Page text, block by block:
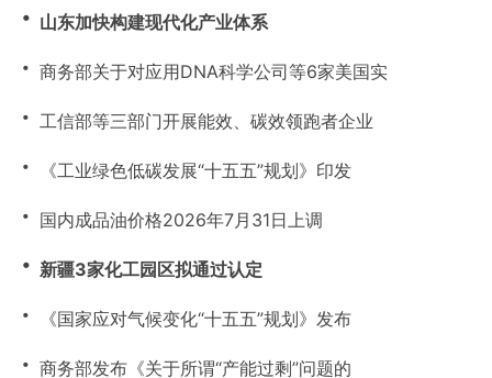
・ 山东加快构建现代化产业体系
・ 商务部关于对应用DNA科学公司等6家美国实
・ 工信部等三部门开展能效、碳效领跑者企业
・ 《工业绿色低碳发展“十五五”规划》印发
・ 国内成品油价格2026年7月31日上调
・ 新疆3家化工园区拟通过认定
・ 《国家应对气候变化“十五五”规划》发布
・ 商务部发布《关于所谓“产能过剩”问题的